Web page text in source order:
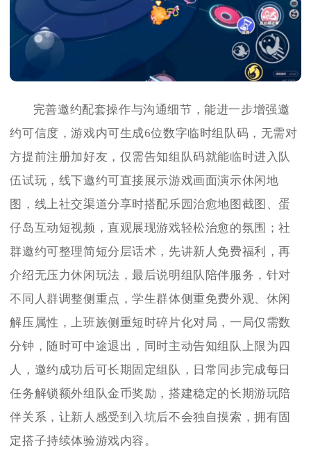
完善邀约配套操作与沟通细节，能进一步增强邀
约可信度，游戏内可生成6位数字临时组队码，无需对
方提前注册加好友，仅需告知组队码就能临时进入队
伍试玩，线下邀约可直接展示游戏画面演示休闲地
图，线上社交渠道分享时搭配乐园治愈地图截图、蛋
仔岛互动短视频，直观展现游戏轻松治愈的氛围；社
群邀约可整理简短分层话术，先讲新人免费福利，再
介绍无压力休闲玩法，最后说明组队陪伴服务，针对
不同人群调整侧重点，学生群体侧重免费外观、休闲
解压属性，上班族侧重短时碎片化对局，一局仅需数
分钟，随时可中途退出，同时主动告知组队上限为四
人，邀约成功后可长期固定组队，日常同步完成每日
任务解锁额外组队金币奖励，搭建稳定的长期游玩陪
伴关系，让新人感受到入坑后不会独自摸索，拥有固
定搭子持续体验游戏内容。